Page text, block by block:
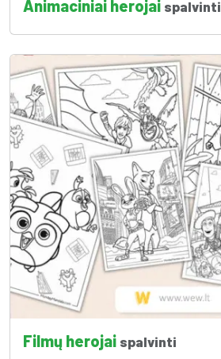
Animaciniai herojai spalvinti
Filmų herojai spalvinti